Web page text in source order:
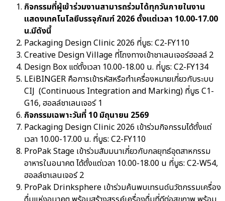
กิจกรรมที่ผู้เข้าร่วมงานสามารถร่วมได้ทุกวันภายในงาน
แสดงเทคโนโลยีบรรจุภัณฑ์ 2026 ตั้งแต่เวลา 10.00-17.00
น.มีดังนี้
Packaging Design Clinic 2026 ที่บูธ: C2-FY110
Creative Design Village ที่โถงทางเข้าชาเลนเจอร์ฮอลล์ 2
Design Box แต่ตั้งเวลา 10.00-18.00 น. ที่บูธ: C2-FY134
LEiBINGER คือการเข้ารหัสหรือทำเครื่องหมายเกี่ยวกับระบบ
CIJ (Continuous Integration and Marking) ที่บูธ C1-
G16, ฮอลล์ชาเลนเจอร์ 1
กิจกรรมเฉพาะวันที่ 10 มิถุนายน 2569
Packaging Design Clinic 2026 เข้าร่วมกิจกรรมได้ตั้งแต่
เวลา 10.00-17.00 น. ที่บูธ: C2-FY110
ProPak Stage เข้าร่วมสัมมนาเกี่ยวกับกลยุทธ์อุตสาหกรรม
อาหารในอนาคต ได้ตั้งแต่เวลา 10.00-18.00 น ที่บูธ: C2-W54,
ฮอลล์ชาเลนเจอร์ 2
ProPak Drinksphere เข้าร่วมค้นพบเทรนด์นวัตกรรมเครื่อง